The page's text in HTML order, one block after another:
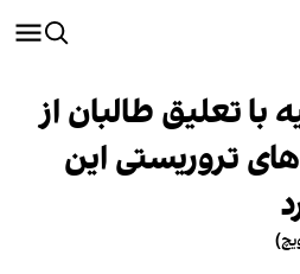
با تعلیق طالبان از
تروریستی این